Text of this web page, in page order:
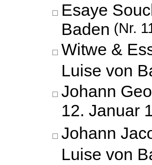
Esaye
Baden (Nr.
Witwe &
Luise von
Johann
12. Januar
Johann
Luise von